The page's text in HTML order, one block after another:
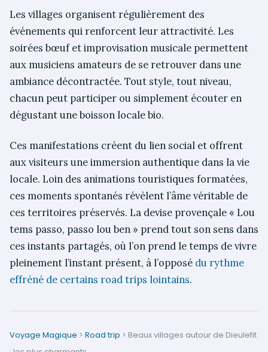
Les villages organisent régulièrement des
événements qui renforcent leur attractivité. Les
soirées bœuf et improvisation musicale permettent
aux musiciens amateurs de se retrouver dans une
ambiance décontractée. Tout style, tout niveau,
chacun peut participer ou simplement écouter en
dégustant une boisson locale bio.
Ces manifestations créent du lien social et offrent
aux visiteurs une immersion authentique dans la vie
locale. Loin des animations touristiques formatées,
ces moments spontanés révèlent l’âme véritable de
ces territoires préservés. La devise provençale « Lou
tems passo, passo lou ben » prend tout son sens dans
ces instants partagés, où l’on prend le temps de vivre
pleinement l’instant présent, à l’opposé du rythme
effréné de certains road trips lointains.
Voyage Magique > Road trip > Beaux villages autour de Dieulefit